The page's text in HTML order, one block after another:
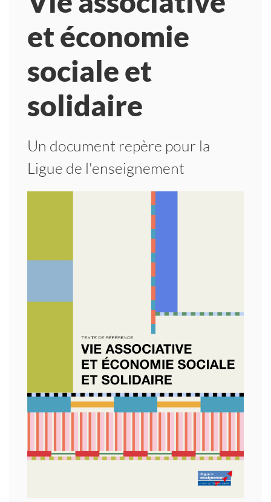
et économie
sociale et
solidaire
Un document repère pour la
Ligue de l'enseignement